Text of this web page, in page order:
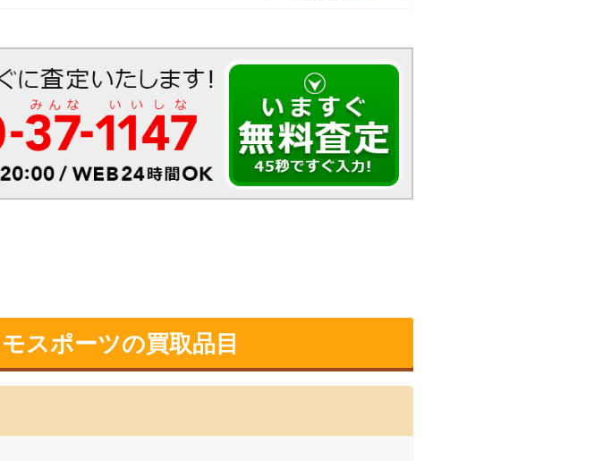
スポーツの買取品目